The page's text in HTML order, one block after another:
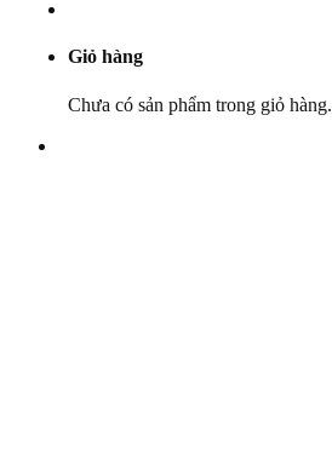
Giỏ hàng
Chưa có sản phẩm trong giỏ hàng.